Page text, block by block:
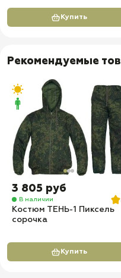
Купить
Рекомендуемые
3 805 руб
В наличии
Костюм ТЕНЬ-1 Пиксель
сорочка
Купить